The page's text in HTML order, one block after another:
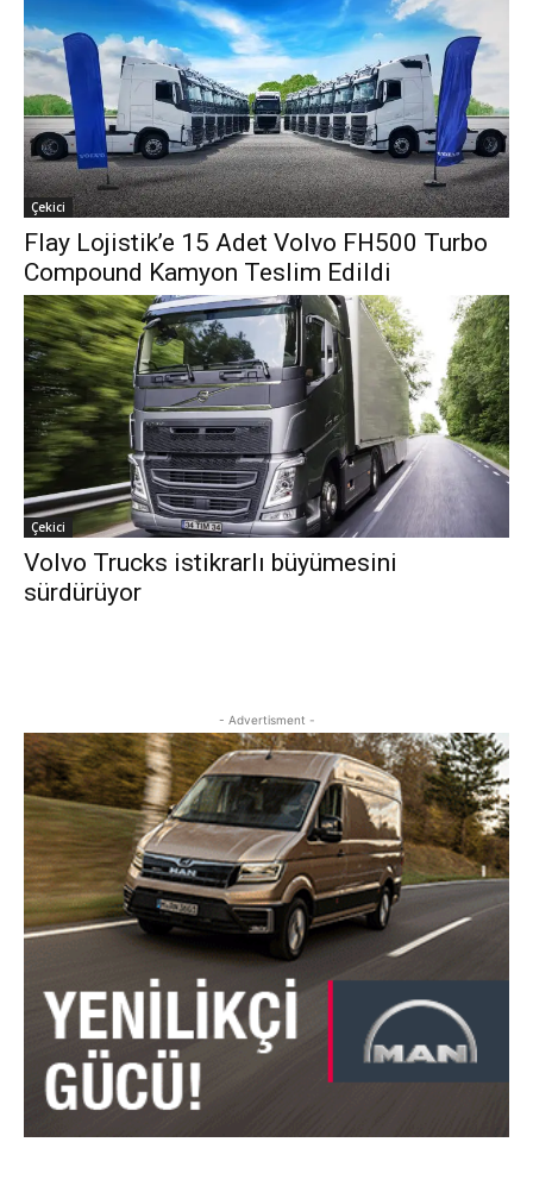
Çekici
Flay Lojistik’e 15 Adet Volvo FH500 Turbo
Compound Kamyon Teslim Edildi
Çekici
Volvo Trucks istikrarlı büyümesini
sürdürüyor
- Advertisment -